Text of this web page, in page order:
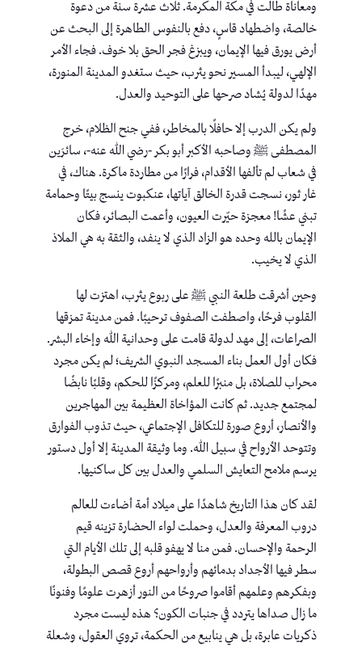
ومعاناة طالت في مكة المكرمة. ثلاث عشرة سنة من دعوة
خالصة، واضطهاد قاسٍ، دفع بالنفوس الطاهرة إلى البحث عن
أرض يورق فيها الإيمان، ويبزغ فجر الحق بلا خوف. فجاء الأمر
الإلهي، ليبدأ المسير نحو يثرب، حيث ستغدو المدينة المنورة،
مهدًا لدولة يُشاد صرحها على التوحيد والعدل.
ولم يكن الدرب إلا حافلًا بالمخاطر، ففي جنح الظلام، خرج
المصطفى ﷺ وصاحبه الأكبر أبو بكر -رضي الله عنه-، سائرَين
في شعاب لم تألفها الأقدام، فرارًا من مطاردة ماكرة. هناك، في
غار ثور، نسجت قدرة الخالق آياتها، عنكبوت ينسج بيتًا وحمامة
تبني عشًا! معجزة حيّرت العيون، وأعمت البصائر، فكان
الإيمان بالله وحده هو الزاد الذي لا ينفد، والثقة به هي الملاذ
الذي لا يخيب.
وحين أشرقت طلعة النبي ﷺ على ربوع يثرب، اهتزت لها
القلوب فرحًا، واصطفت الصفوف ترحيبًا. فمن مدينة تمزقها
الصراعات، إلى مهد لدولة قامت على وحدانية الله وإخاء البشر.
فكان أول العمل بناء المسجد النبوي الشريف؛ لم يكن مجرد
محراب للصلاة، بل منبرًا للعلم، ومركزًا للحكم، وقلبًا نابضًا
لمجتمع جديد. ثم كانت المؤاخاة العظيمة بين المهاجرين
والأنصار، أروع صورة للتكافل الإجتماعي، حيث تذوب الفوارق
وتتوحد الأرواح في سبيل الله. وما وثيقة المدينة إلا أول دستور
يرسم ملامح التعايش السلمي والعدل بين كل ساكنيها.
لقد كان هذا التاريخ شاهدًا على ميلاد أمة أضاءت للعالم
دروب المعرفة والعدل، وحملت لواء الحضارة تزينه قيم
الرحمة والإحسان. فمن منا لا يهفو قلبه إلى تلك الأيام التي
سطر فيها الأجداد بدمائهم وأرواحهم أروع قصص البطولة،
وبفكرهم وعلمهم أقاموا صروحًا من النور أزهرت علومًا وفنونًا
ما زال صداها يتردد في جنبات الكون؟ هذه ليست مجرد
ذكريات عابرة، بل هي ينابيع من الحكمة، تروي العقول، وشعلة